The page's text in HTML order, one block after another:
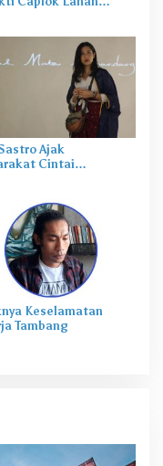
Ajak
Cintai
Keselamatan
Tambang